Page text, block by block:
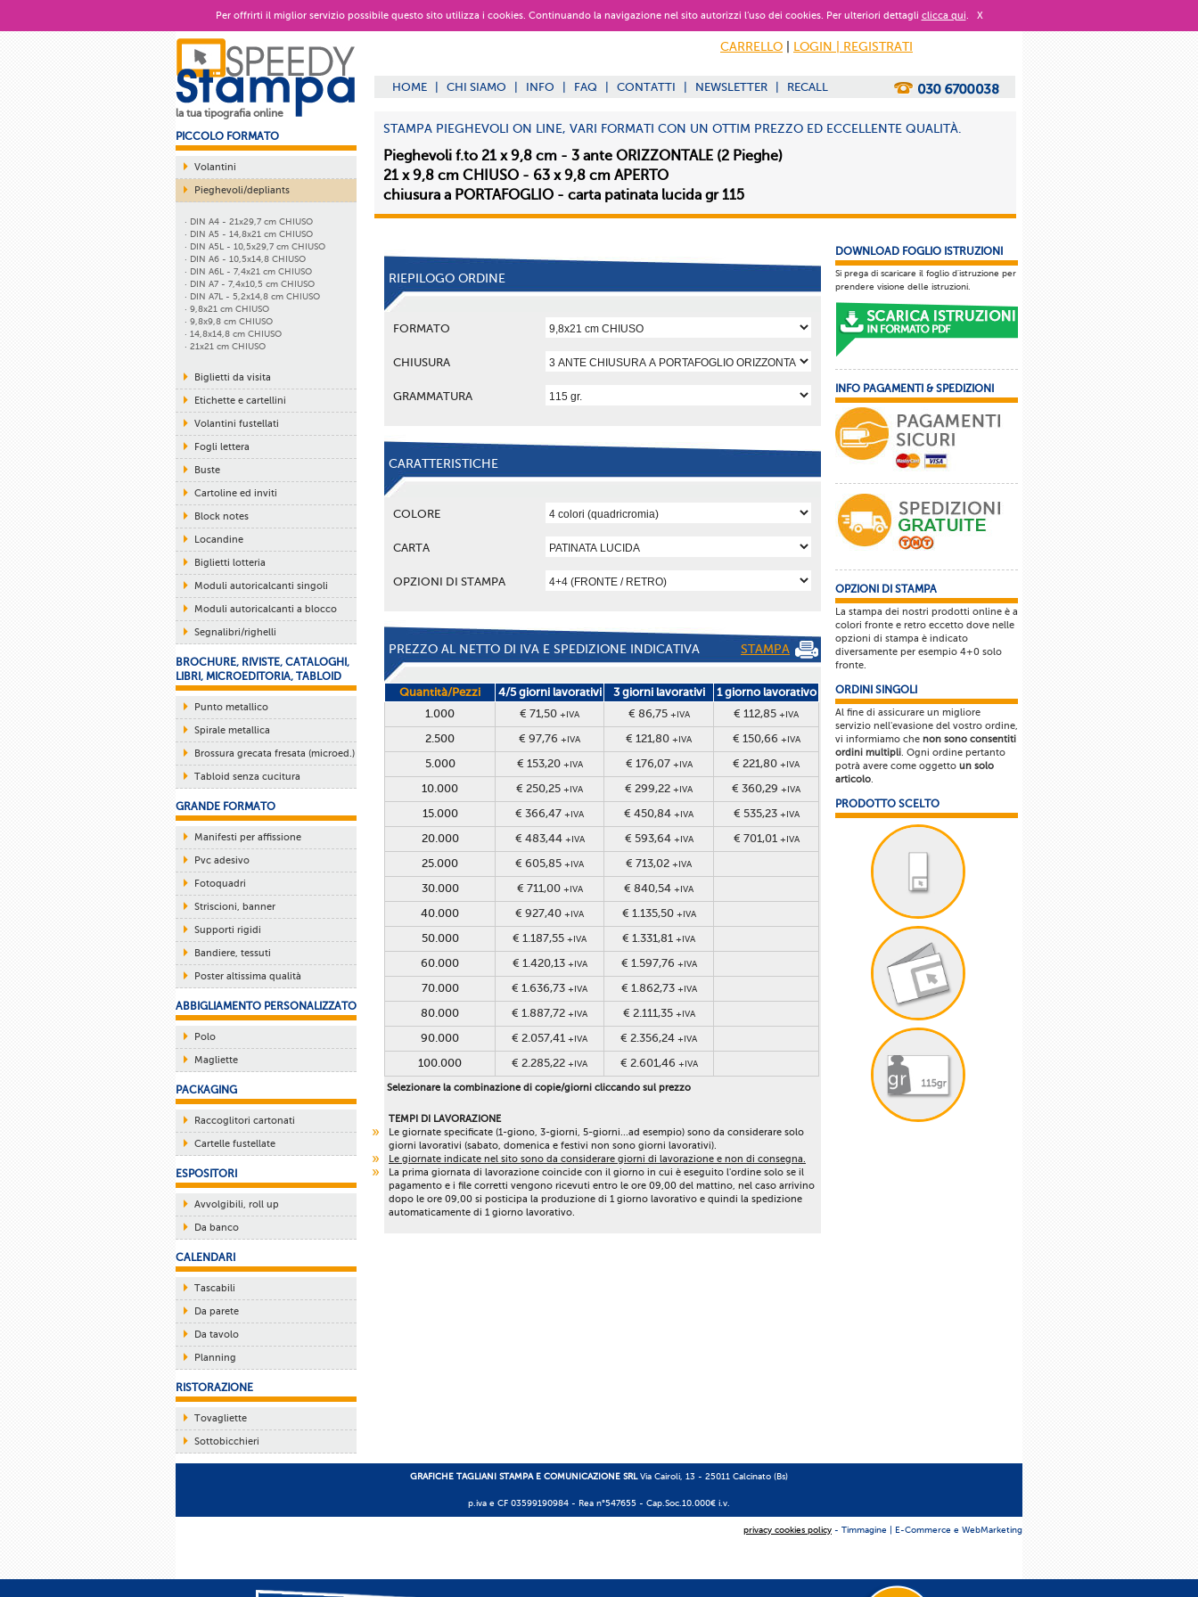
Per offrirti il miglior servizio possibile questo sito utilizza i cookies. Continuando la navigazione nel sito autorizzi l’uso dei cookies. Per ulteriori dettagli clicca qui. X
la tua tipografia online
PICCOLO FORMATO
Volantini
Pieghevoli/depliants
· DIN A4 - 21x29,7 cm CHIUSO
· DIN A5 - 14,8x21 cm CHIUSO
· DIN A5L - 10,5x29,7 cm CHIUSO
· DIN A6 - 10,5x14,8 CHIUSO
· DIN A6L - 7,4x21 cm CHIUSO
· DIN A7 - 7,4x10,5 cm CHIUSO
· DIN A7L - 5,2x14,8 cm CHIUSO
· 9,8x21 cm CHIUSO
· 9,8x9,8 cm CHIUSO
· 14,8x14,8 cm CHIUSO
· 21x21 cm CHIUSO
Biglietti da visita
Etichette e cartellini
Volantini fustellati
Fogli lettera
Buste
Cartoline ed inviti
Block notes
Locandine
Biglietti lotteria
Moduli autoricalcanti singoli
Moduli autoricalcanti a blocco
Segnalibri/righelli
BROCHURE, RIVISTE, CATALOGHI,
LIBRI, MICROEDITORIA, TABLOID
Punto metallico
Spirale metallica
Brossura grecata fresata (microed.)
Tabloid senza cucitura
GRANDE FORMATO
Manifesti per affissione
Pvc adesivo
Fotoquadri
Striscioni, banner
Supporti rigidi
Bandiere, tessuti
Poster altissima qualità
ABBIGLIAMENTO PERSONALIZZATO
Polo
Magliette
PACKAGING
Raccoglitori cartonati
Cartelle fustellate
ESPOSITORI
Avvolgibili, roll up
Da banco
CALENDARI
Tascabili
Da parete
Da tavolo
Planning
RISTORAZIONE
Tovagliette
Sottobicchieri
CARRELLO LOGIN | REGISTRATI
HOME CHI SIAMO INFO FAQ CONTATTI NEWSLETTER RECALL
STAMPA PIEGHEVOLI ON LINE, VARI FORMATI CON UN OTTIM PREZZO ED ECCELLENTE QUALITÀ.
Pieghevoli f.to 21 x 9,8 cm - 3 ante ORIZZONTALE (2 Pieghe)
21 x 9,8 cm CHIUSO - 63 x 9,8 cm APERTO
chiusura a PORTAFOGLIO - carta patinata lucida gr 115
RIEPILOGO ORDINE
FORMATO
CHIUSURA
GRAMMATURA
CARATTERISTICHE
COLORE
CARTA
OPZIONI DI STAMPA
PREZZO AL NETTO DI IVA E SPEDIZIONE INDICATIVA STAMPA
Quantità/Pezzi 4/5 giorni lavorativi 3 giorni lavorativi
1 giorno lavorativo
1.000
€ 71,50 +IVA € 86,75 +IVA € 112,85 +IVA
2.500 € 97,76 +IVA € 121,80 +IVA € 150,66 +IVA
5.000 € 153,20 +IVA € 176,07 +IVA € 221,80 +IVA
10.000 € 250,25 +IVA € 299,22 +IVA € 360,29 +IVA
15.000 € 366,47 +IVA € 450,84 +IVA € 535,23 +IVA
20.000 € 483,44 +IVA € 593,64 +IVA € 701,01 +IVA
25.000 € 605,85 +IVA € 713,02 +IVA
30.000 € 711,00 +IVA € 840,54 +IVA
40.000 € 927,40 +IVA € 1.135,50 +IVA
50.000 € 1.187,55 +IVA € 1.331,81 +IVA
60.000 € 1.420,13 +IVA € 1.597,76 +IVA
70.000 € 1.636,73 +IVA € 1.862,73 +IVA
80.000 € 1.887,72 +IVA € 2.111,35 +IVA
90.000 € 2.057,41 +IVA € 2.356,24 +IVA
100.000 € 2.285,22 +IVA € 2.601,46 +IVA
Selezionare la combinazione di copie/giorni cliccando sul prezzo
TEMPI DI LAVORAZIONE
Le giornate specificate (1-giono, 3-giorni, 5-giorni...ad esempio) sono da considerare solo
giorni lavorativi (sabato, domenica e festivi non sono giorni lavorativi).
Le giornate indicate nel sito sono da considerare giorni di lavorazione e non di consegna.
La prima giornata di lavorazione coincide con il giorno in cui è eseguito l'ordine solo se il
pagamento e i file corretti vengono ricevuti entro le ore 09,00 del mattino, nel caso arrivino
dopo le ore 09,00 si posticipa la produzione di 1 giorno lavorativo e quindi la spedizione
automaticamente di 1 giorno lavorativo.
DOWNLOAD FOGLIO ISTRUZIONI
Si prega di scaricare il foglio d'istruzione per
prendere visione delle istruzioni.
INFO PAGAMENTI & SPEDIZIONI
OPZIONI DI STAMPA
La stampa dei nostri prodotti online è a
colori fronte e retro eccetto dove nelle
opzioni di stampa è indicato
diversamente per esempio 4+0 solo
fronte.
ORDINI SINGOLI
Al fine di assicurare un migliore
servizio nell'evasione del vostro ordine,
vi informiamo che non sono consentiti
ordini multipli. Ogni ordine pertanto
potrà avere come oggetto un solo
articolo.
PRODOTTO SCELTO
GRAFICHE TAGLIANI STAMPA E COMUNICAZIONE SRL Via Cairoli, 13 - 25011 Calcinato (Bs)
p.iva e CF 03599190984 - Rea n°547655 - Cap.Soc.10.000€ i.v.
privacy cookies policy - Timmagine | E-Commerce e WebMarketing